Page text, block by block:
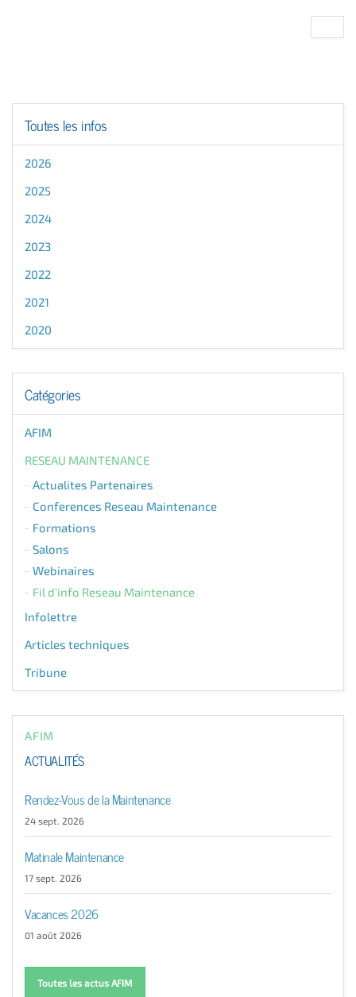
Toutes les infos
2026
2025
2024
2023
2022
2021
2020
Catégories
AFIM
RESEAU MAINTENANCE
Actualites Partenaires
Conferences Reseau Maintenance
Formations
Salons
Webinaires
Fil d'info Reseau Maintenance
Infolettre
Articles techniques
Tribune
AFIM
ACTUALITÉS
Rendez-Vous de la Maintenance
24 sept. 2026
Matinale Maintenance
17 sept. 2026
Vacances 2026
01 août 2026
Toutes les actus AFIM